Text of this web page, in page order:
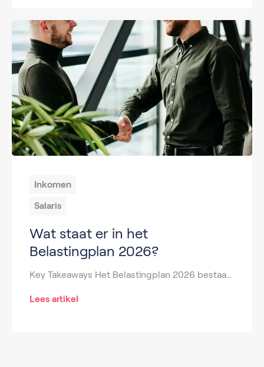
Inkomen
Salaris
Wat staat er in het
Belastingplan 2026?
Lees artikel